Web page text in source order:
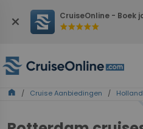
close CruiseOnline - Boek
starstarstarstarstar
home / Cruise Aanbiedingen /